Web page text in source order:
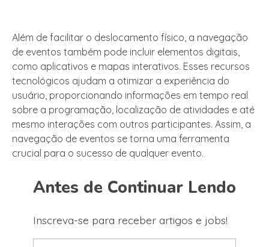
Além de facilitar o deslocamento físico, a navegação
de eventos também pode incluir elementos digitais,
como aplicativos e mapas interativos. Esses recursos
tecnológicos ajudam a otimizar a experiência do
usuário, proporcionando informações em tempo real
sobre a programação, localização de atividades e até
mesmo interações com outros participantes. Assim, a
navegação de eventos se torna uma ferramenta
crucial para o sucesso de qualquer evento.
Antes de Continuar Lendo
Inscreva-se para receber artigos e jobs!